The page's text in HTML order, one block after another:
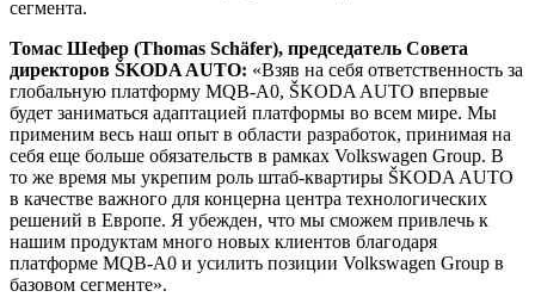
директоров ŠKODA AUTO:«Взяв на себя ответственность за
глобальную платформу MQB-A0, ŠKODA AUTO впервые
будет заниматься адаптацией платформы во всем мире. Мы
применим весь наш опыт в области разработок, принимая на
себя еще больше обязательств в рамках Volkswagen Group. В
то же время мы укрепим роль штаб-квартиры ŠKODA AUTO
в качестве важного для концерна центра технологических
решений в Европе. Я убежден, что мы сможем привлечь к
нашим продуктам много новых клиентов благодаря
платформе MQB-A0 и усилить позиции Volkswagen Group в
базовом сегменте».